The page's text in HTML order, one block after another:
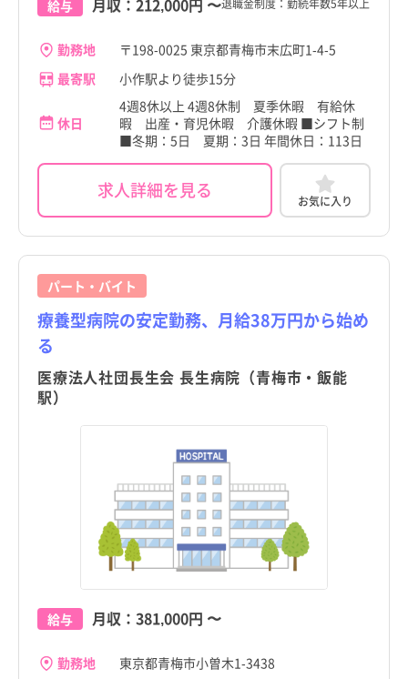
給与
勤務地
〒198-0025 東京都青梅市末広町1-4-5
最寄駅
小作駅より徒歩15分
休日
4週8休以上 4週8休制 夏季休暇 有給休
暇 出産・育児休暇 介護休暇 ■シフト制
■冬期：5日 夏期：3日 年間休日：113日
求人詳細を見る お気に入り
パート・バイト
療養型病院の安定勤務、月給38万円から始め
る
医療法人社団長生会 長生病院（青梅市・飯能
駅）
給与 月収： 381,000円 〜
勤務地
東京都青梅市小曽木1-3438